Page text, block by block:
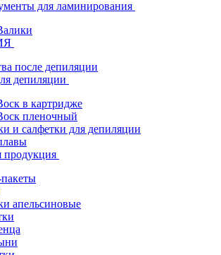
для ламинирования
после депиляции
депиляции
в картридже
пленочный
и салфетки для депиляции
продукция
апельсиновые